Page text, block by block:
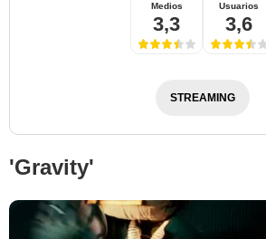
Medios
3,3
Usuarios
3,6
STREAMING
'Gravity'